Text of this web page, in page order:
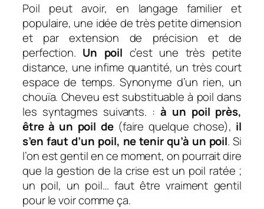
Poil peut avoir, en langage familier et
populaire, une idée de très petite dimension
et par extension de précision et de
perfection. Un poil c’est une très petite
distance, une infime quantité, un très court
espace de temps. Synonyme d’un rien, un
chouïa. Cheveu est substituable à poil dans
les syntagmes suivants. :à un poil près,
être à un poil de(faire quelque chose), il
s’en faut d’un poil, ne tenir qu’à un poil.Si
l’on est gentil en ce moment, on pourrait dire
que la gestion de la crise est un poil ratée ;
un poil, un poil… faut être vraiment gentil
pour le voir comme ça.